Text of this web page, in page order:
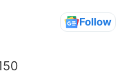
Follow